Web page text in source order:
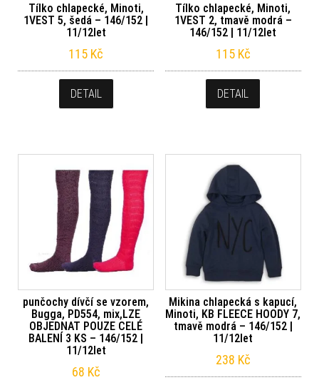
Tílko chlapecké, Minoti,
1VEST 5, šedá – 146/152 |
11/12let
115 Kč
DETAIL
Tílko chlapecké, Minoti,
1VEST 2, tmavě modrá –
146/152 | 11/12let
115 Kč
DETAIL
punčochy dívčí se vzorem,
Bugga, PD554, mix,LZE
OBJEDNAT POUZE CELÉ
BALENÍ 3 KS – 146/152 |
11/12let
68 Kč
Mikina chlapecká s kapucí,
Minoti, KB FLEECE HOODY 7,
tmavě modrá – 146/152 |
11/12let
238 Kč